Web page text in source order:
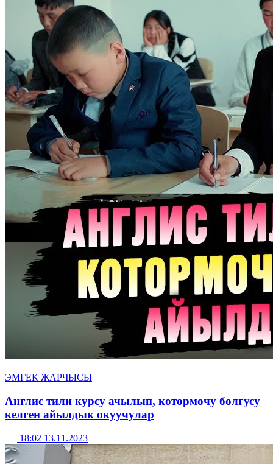
ЭМГЕК ЖАРЧЫСЫ
Англис тили курсу ачылып, котормочу болгусу
келген айылдык окуучулар
18:02 13.11.2023